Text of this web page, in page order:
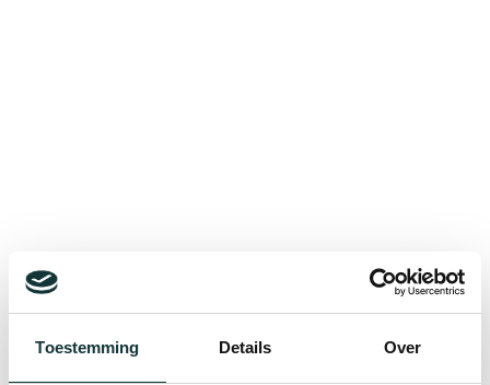
Toestemming Details Over
Bekijk alle blogberichten